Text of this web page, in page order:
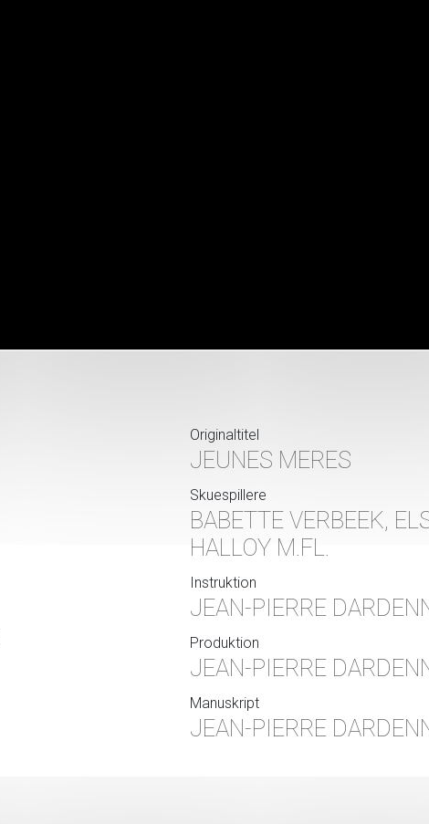
Originaltitel
JEUNES MERES
Skuespillere
BABETTE VERBEEK,
HALLOY M.FL.
Instruktion
JEAN-PIERRE
Produktion
JEAN-PIERRE
Manuskript
JEAN-PIERRE